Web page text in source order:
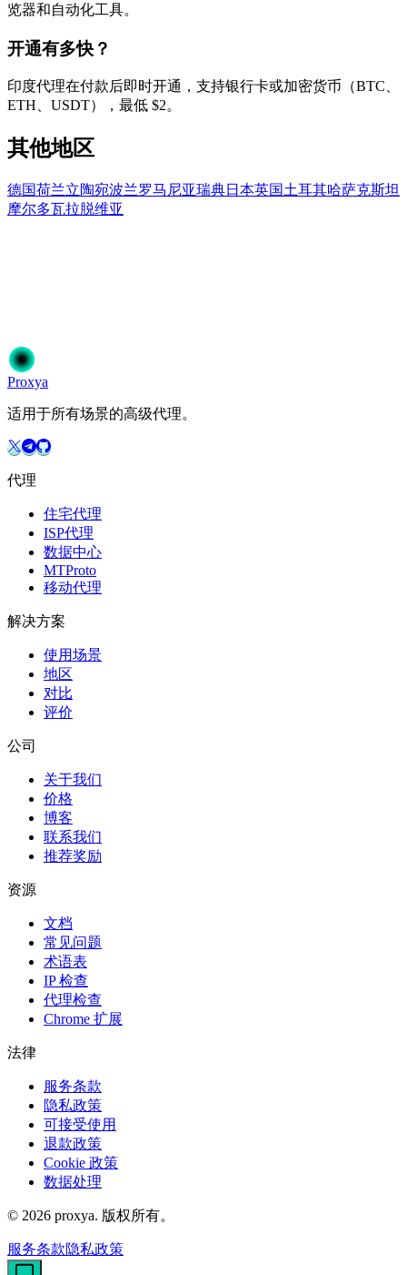
览器和自动化工具。
开通有多快？
印度代理在付款后即时开通，支持银行卡或加密货币（BTC、
ETH、USDT），最低 $2。
其他地区
德国荷兰立陶宛波兰罗马尼亚瑞典日本英国土耳其哈萨克斯坦
摩尔多瓦拉脱维亚
开始使用
Proxya
适用于所有场景的高级代理。
代理
住宅代理
ISP代理
数据中心
MTProto
移动代理
解决方案
使用场景
地区
对比
评价
公司
关于我们
价格
博客
联系我们
推荐奖励
资源
文档
常见问题
术语表
IP 检查
代理检查
Chrome 扩展
法律
服务条款
隐私政策
可接受使用
退款政策
Cookie 政策
数据处理
© 2026 proxya. 版权所有。
服务条款隐私政策